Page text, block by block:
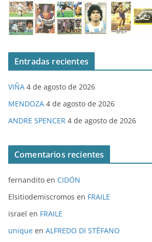
Entradas recientes
VIÑA 4 de agosto de 2026
MENDOZA 4 de agosto de 2026
ANDRE SPENCER 4 de agosto de 2026
Comentarios recientes
fernandito en CIDÓN
Elsitiodemiscromos en FRAILE
israel en FRAILE
unique en ALFREDO DI STÉFANO